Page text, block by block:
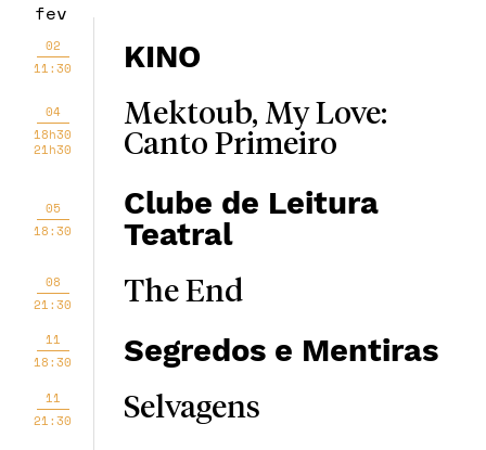
fev
02
11:30
KINO
04
18h30
21h30
Mektoub, My Love:
Canto Primeiro
05
18:30
Clube de Leitura
Teatral
08
21:30
The End
11
18:30
Segredos e Mentiras
11
21:30
Selvagens